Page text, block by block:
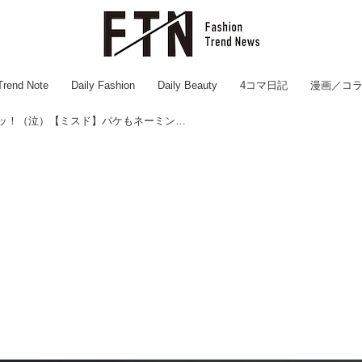
Note Daily Fashion Daily Beauty 4コマ日記 漫画／コ